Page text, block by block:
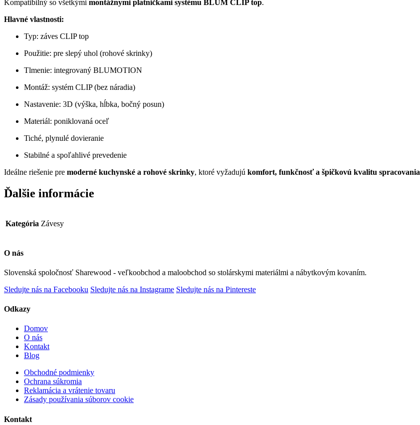
Kompatibilný so všetkými montážnymi platničkami systému BLUM CLIP top.
Hlavné vlastnosti:
Typ: záves CLIP top
Použitie: pre slepý uhol (rohové skrinky)
Tlmenie: integrovaný BLUMOTION
Montáž: systém CLIP (bez náradia)
Nastavenie: 3D (výška, hĺbka, bočný posun)
Materiál: poniklovaná oceľ
Tiché, plynulé dovieranie
Stabilné a spoľahlivé prevedenie
Ideálne riešenie pre moderné kuchynské a rohové skrinky, ktoré vyžadujú komfort, funkčnosť a špičkovú kvalitu spracovania
Ďalšie informácie
Kategória Závesy
O nás
Slovenská spoločnosť Sharewood - veľkoobchod a maloobchod so stolárskymi materiálmi a nábytkovým kovaním.
Sledujte nás na Facebooku Sledujte nás na Instagrame Sledujte nás na Pintereste
Odkazy
Domov
O nás
Kontakt
Blog
Obchodné podmienky
Ochrana súkromia
Reklamácia a vrátenie tovaru
Zásady používania súborov cookie
Kontakt